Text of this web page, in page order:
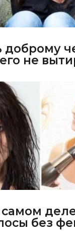
доброму
не
без